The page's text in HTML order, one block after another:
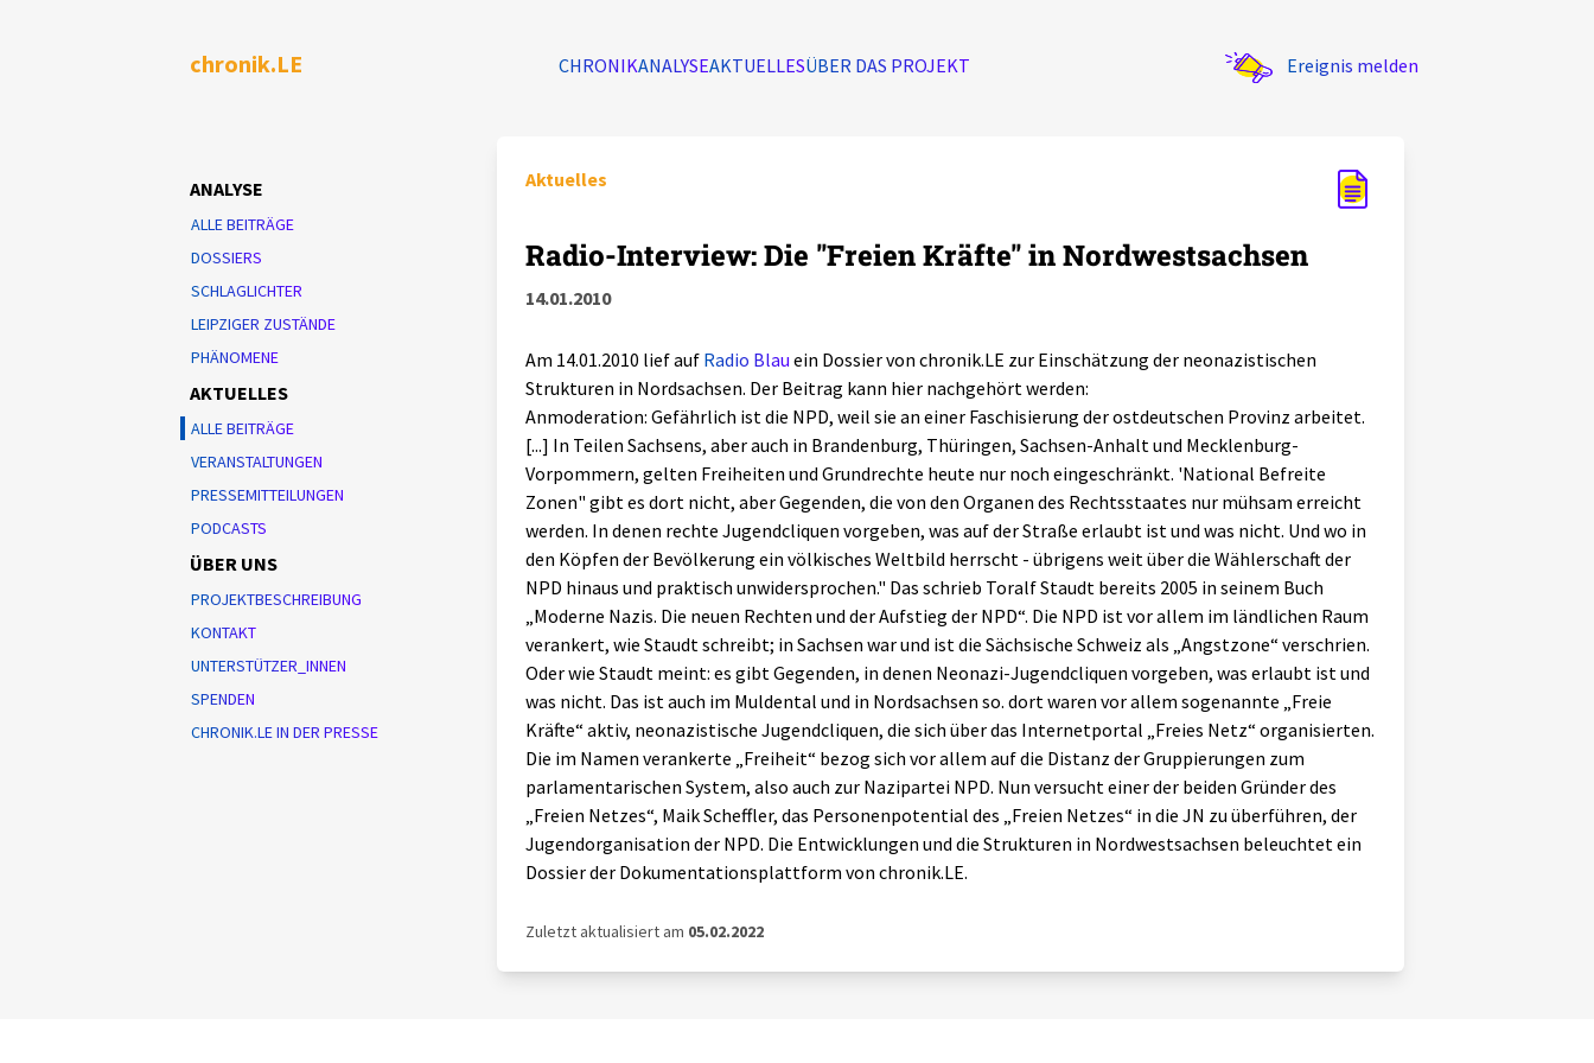
chronik.LE CHRONIKANALYSEAKTUELLESÜBER DAS PROJEKT Ereignis melden
ANALYSE
ALLE BEITRÄGE
DOSSIERS
SCHLAGLICHTER
LEIPZIGER ZUSTÄNDE
PHÄNOMENE
AKTUELLES
ALLE BEITRÄGE
VERANSTALTUNGEN
PRESSEMITTEILUNGEN
PODCASTS
ÜBER UNS
PROJEKTBESCHREIBUNG
KONTAKT
UNTERSTÜTZER_INNEN
SPENDEN
CHRONIK.LE IN DER PRESSE
Aktuelles
Radio-Interview: Die "Freien Kräfte" in Nordwestsachsen
14.01.2010
Am 14.01.2010 lief auf Radio Blau ein Dossier von chronik.LE zur Einschätzung der neonazistischen
Strukturen in Nordsachsen. Der Beitrag kann hier nachgehört werden:
Anmoderation: Gefährlich ist die NPD, weil sie an einer Faschisierung der ostdeutschen Provinz arbeitet.
[...] In Teilen Sachsens, aber auch in Brandenburg, Thüringen, Sachsen-Anhalt und Mecklenburg-
Vorpommern, gelten Freiheiten und Grundrechte heute nur noch eingeschränkt. 'National Befreite
Zonen" gibt es dort nicht, aber Gegenden, die von den Organen des Rechtsstaates nur mühsam erreicht
werden. In denen rechte Jugendcliquen vorgeben, was auf der Straße erlaubt ist und was nicht. Und wo in
den Köpfen der Bevölkerung ein völkisches Weltbild herrscht - übrigens weit über die Wählerschaft der
NPD hinaus und praktisch unwidersprochen." Das schrieb Toralf Staudt bereits 2005 in seinem Buch
„Moderne Nazis. Die neuen Rechten und der Aufstieg der NPD“. Die NPD ist vor allem im ländlichen Raum
verankert, wie Staudt schreibt; in Sachsen war und ist die Sächsische Schweiz als „Angstzone“ verschrien.
Oder wie Staudt meint: es gibt Gegenden, in denen Neonazi-Jugendcliquen vorgeben, was erlaubt ist und
was nicht. Das ist auch im Muldental und in Nordsachsen so. dort waren vor allem sogenannte „Freie
Kräfte“ aktiv, neonazistische Jugendcliquen, die sich über das Internetportal „Freies Netz“ organisierten.
Die im Namen verankerte „Freiheit“ bezog sich vor allem auf die Distanz der Gruppierungen zum
parlamentarischen System, also auch zur Nazipartei NPD. Nun versucht einer der beiden Gründer des
„Freien Netzes“, Maik Scheffler, das Personenpotential des „Freien Netzes“ in die JN zu überführen, der
Jugendorganisation der NPD. Die Entwicklungen und die Strukturen in Nordwestsachsen beleuchtet ein
Dossier der Dokumentationsplattform von chronik.LE.
Zuletzt aktualisiert am 05.02.2022